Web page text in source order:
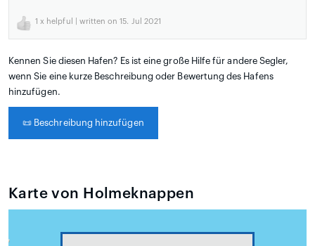
1 x helpful | written on 15. Jul 2021
Kennen Sie diesen Hafen? Es ist eine große Hilfe für andere Segler,
wenn Sie eine kurze Beschreibung oder Bewertung des Hafens
hinzufügen.
📜 Beschreibung hinzufügen
Karte von Holmeknappen